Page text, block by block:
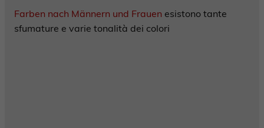
Farben nach Männern und Frauen esistono tante
sfumature e varie tonalità dei colori